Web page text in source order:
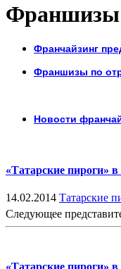
Франшизы
Франчайзинг
Франшизы по
Новости
«Татарские пироги»
14.02.2014 Татарские
Следующее